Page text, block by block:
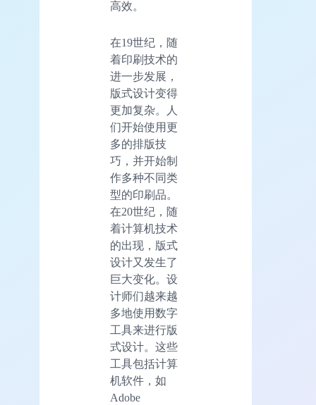
高效。
在19世纪，随
着印刷技术的
进一步发展，
版式设计变得
更加复杂。人
们开始使用更
多的排版技
巧，并开始制
作多种不同类
型的印刷品。
在20世纪，随
着计算机技术
的出现，版式
设计又发生了
巨大变化。设
计师们越来越
多地使用数字
工具来进行版
式设计。这些
工具包括计算
机软件，如
Adobe